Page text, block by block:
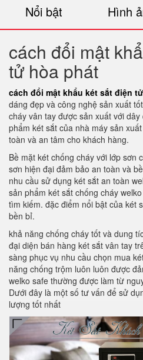
Nổi bật Hình
cách đổi mật
tử hòa phát
cách đổi mật khẩu két sắt điện
dáng đẹp và công nghệ sản xuất
cháy vân tay được sản xuất với
phẩm két sắt của nhà máy sản
toàn và an tâm cho khách hàng.
Bề mặt két chống cháy với lớp sơn
sơn hiện đại đảm bảo an toàn và
nhu cầu sử dụng két sắt an toàn
sản phẩm két sắt chống cháy
tìm kiếm. đặc điểm nổi bật của két
bền bỉ.
khả năng chống cháy tốt và dung
đại diện bán hàng két sắt vân tay
sàng phục vụ nhu cầu chọn mua
năng chống trộm luôn luôn được
welko safe thường được làm từ
Dưới đây là một số tư vấn để sử
lượng tốt nhất